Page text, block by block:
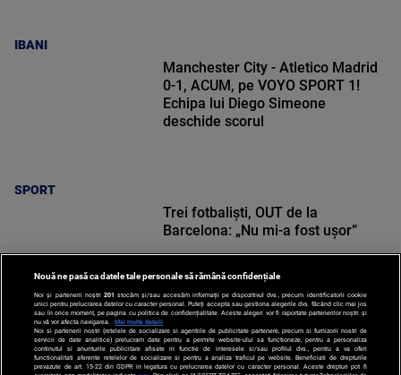
IBANI
SPORT
Manchester City - Atletico Madrid
0-1, ACUM, pe VOYO SPORT 1!
Echipa lui Diego Simeone
deschide scorul
SPORT
Trei fotbaliști, OUT de la
Barcelona: „Nu mi-a fost ușor”
Nouă ne pasă ca datele tale personale să rămână confidențiale
Noi și partenerii noștri 201 stocăm și/sau accesăm informații pe dispozitivul dvs., precum identificatorii cookie
unici pentru prelucrarea datelor cu caracter personal. Puteți accepta sau gestiona alegerile dvs. făcând clic mai jos
sau în orice moment, pe pagina cu politica de confidențialitate. Aceste alegeri vor fi raportate partenerilor noștri și
nu vă vor afecta navigarea.
Mai multe detalii
Noi si partenerii nostri (retelele de socializare si agentiile de publicitate partenere, precum si furnizorii nostri de
servicii de date analitice) prelucram date pentru a permite website-ului sa functioneze, pentru a personaliza
continutul si anunturile publicitare afisate in functie de interesele si/sau profilul dvs., pentru a va oferi
functionalitati aferente retelelor de socializare si pentru a analiza traficul pe website. Beneficiati de drepturile
prevazute de art. 15-22 din GDPR in legatura cu prelucrarea datelor cu caracter personal. Aceste drepturi pot fi